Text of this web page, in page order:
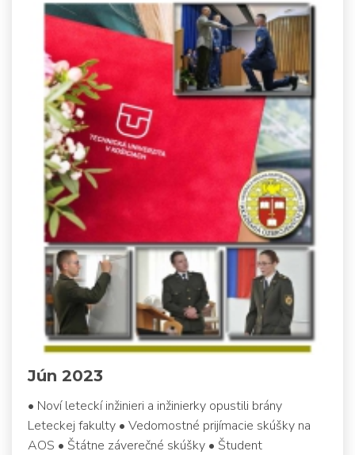
Jún 2023
• Noví leteckí inžinieri a inžinierky opustili brány
Leteckej fakulty • Vedomostné prijímacie skúšky na
AOS • Štátne záverečné skúšky • Študent